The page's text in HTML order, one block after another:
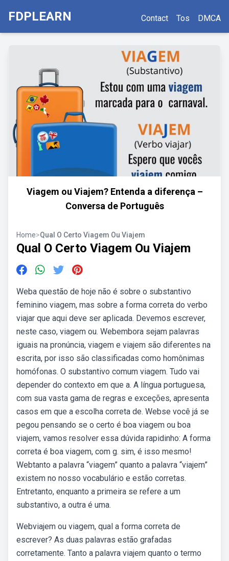
FDPLEARN Contact Tos DMCA
Viagem ou Viajem? Entenda a diferença –
Conversa de Português
Home>Qual O Certo Viagem Ou Viajem
Qual O Certo Viagem Ou Viajem
Weba questão de hoje não é sobre o substantivo
feminino viagem, mas sobre a forma correta do verbo
viajar que aqui deve ser aplicada. Devemos escrever,
neste caso, viagem ou. Webembora sejam palavras
iguais na pronúncia, viagem e viajem são diferentes na
escrita, por isso são classificadas como homônimas
homófonas. O substantivo comum viagem. Tudo vai
depender do contexto em que a. A língua portuguesa,
com sua vasta gama de regras e exceções, apresenta
casos em que a escolha correta de. Webse você já se
pegou pensando se o certo é boa viagem ou boa
viajem, vamos resolver essa dúvida rapidinho: A forma
correta é boa viagem, com g. sim, é isso mesmo!
Webtanto a palavra “viagem” quanto a palavra “viajem”
existem no nosso vocabulário e estão corretas.
Entretanto, enquanto a primeira se refere a um
substantivo, a outra é uma.
Webviajem ou viagem, qual a forma correta de
escrever? As duas palavras estão grafadas
corretamente. Tanto a palavra viajem quanto o termo